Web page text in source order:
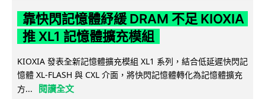
靠快閃記憶體紓緩 DRAM 不足 KIOXIA
推 XL1 記憶體擴充模組
KIOXIA 發表全新記憶體擴充模組 XL1 系列，結合低延遲快閃記
憶體 XL-FLASH 與 CXL 介面，將快閃記憶體轉化為記憶體擴充
方...
閱讀全文